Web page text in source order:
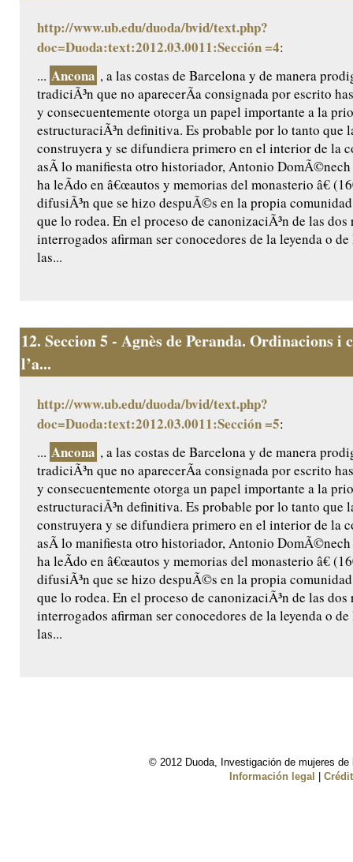
http://www.ub.edu/duoda/bvid/text.php?
doc=Duoda:text:2012.03.0011:Sección =4:
... Ancona , a las costas de Barcelona y de manera
tradiciÃ³n que no aparecerÃ­a consignada por escrito
y consecuentemente otorga un papel importante a la
estructuraciÃ³n definitiva. Es probable por lo tanto que
construyera y se difundiera primero en el interior de la
asÃ­ lo manifiesta otro historiador, Antonio DomÃ©nech
ha leÃ­do en â€œautos y memorias del monasterio â€
difusiÃ³n que se hizo despuÃ©s en la propia
que lo rodea. En el proceso de canonizaciÃ³n de las
interrogados afirman ser conocedores de la leyenda o
las...
12. Seccion 5 - Agnès de Peranda. Ordinacions i
l’a...
http://www.ub.edu/duoda/bvid/text.php?
doc=Duoda:text:2012.03.0011:Sección =5:
... Ancona , a las costas de Barcelona y de manera
tradiciÃ³n que no aparecerÃ­a consignada por escrito
y consecuentemente otorga un papel importante a la
estructuraciÃ³n definitiva. Es probable por lo tanto que
construyera y se difundiera primero en el interior de la
asÃ­ lo manifiesta otro historiador, Antonio DomÃ©nech
ha leÃ­do en â€œautos y memorias del monasterio â€
difusiÃ³n que se hizo despuÃ©s en la propia
que lo rodea. En el proceso de canonizaciÃ³n de las
interrogados afirman ser conocedores de la leyenda o
las...
© 2012 Duoda, Investigación de mujeres
Información legal